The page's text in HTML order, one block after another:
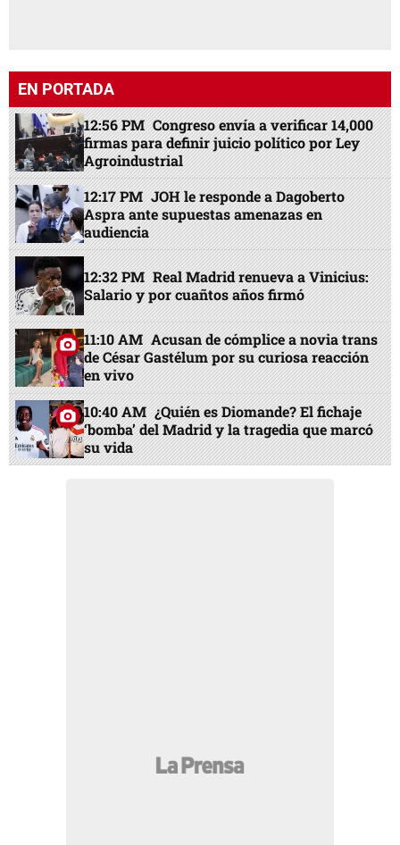
EN PORTADA
12:56 PM Congreso envía a verificar 14,000
firmas para definir juicio político por Ley
Agroindustrial
12:17 PM JOH le responde a Dagoberto
Aspra ante supuestas amenazas en
audiencia
12:32 PM Real Madrid renueva a Vinicius:
Salario y por cuañtos años firmó
11:10 AM Acusan de cómplice a novia trans
de César Gastélum por su curiosa reacción
en vivo
10:40 AM ¿Quién es Diomande? El fichaje
‘bomba’ del Madrid y la tragedia que marcó
su vida